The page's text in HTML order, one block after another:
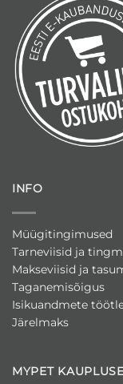
INFO
Müügitingimused
Tarneviisid ja
Makseviisid ja
Taganemisõigus
Isikuandmete
Järelmaks
MYPET